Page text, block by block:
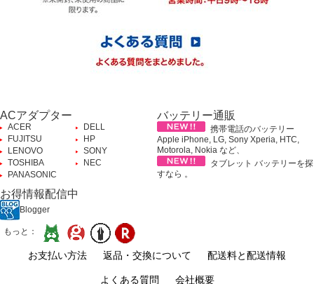
ACアダプター
ACER
DELL
FUJITSU
HP
LENOVO
SONY
TOSHIBA
NEC
PANASONIC
バッテリー通販
携帯電話のバッテリー
Apple iPhone, LG, Sony Xperia, HTC,
Motorola, Nokia など、
タブレット バッテリーを探
すなら 。
お得情報配信中
Blogger
もっと：
お支払い方法 返品・交換について 配送料と配送情報
よくある質問 会社概要